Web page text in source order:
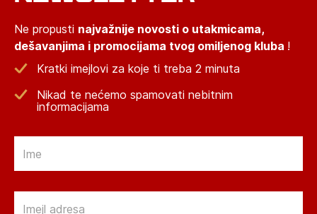
Ne propusti najvažnije novosti o utakmicama,
dešavanjima i promocijama tvog omiljenog kluba !
Kratki imejlovi za koje ti treba 2 minuta
Nikad te nećemo spamovati nebitnim
informacijama